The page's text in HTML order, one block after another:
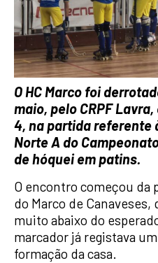
O HC Marco foi
maio, pelo CRPF
4, na partida referente
Norte A do
de hóquei em patins.
O encontro começou da
do Marco de
muito abaixo do
marcador já registava
formação da casa.